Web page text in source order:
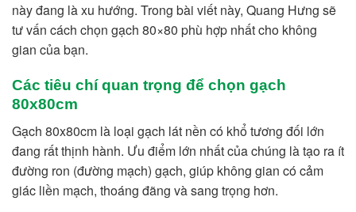
này đang là xu hướng. Trong bài viết này, Quang Hưng sẽ
tư vấn cách chọn gạch 80×80 phù hợp nhất cho không
gian của bạn.
Các tiêu chí quan trọng để chọn gạch
80x80cm
Gạch 80x80cm là loại gạch lát nền có khổ tương đối lớn
đang rất thịnh hành. Ưu điểm lớn nhất của chúng là tạo ra ít
đường ron (đường mạch) gạch, giúp không gian có cảm
giác liền mạch, thoáng đãng và sang trọng hơn.